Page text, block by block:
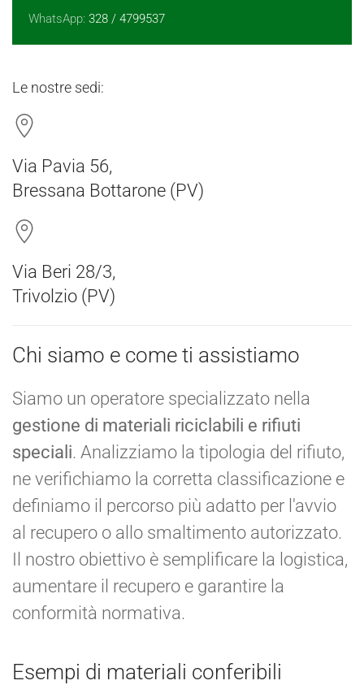
WhatsApp: 328 / 4799537
Le nostre sedi:
Via Pavia 56,
Bressana Bottarone (PV)
Via Beri 28/3,
Trivolzio (PV)
Chi siamo e come ti assistiamo
Siamo un operatore specializzato nella
gestione di materiali riciclabili e rifiuti
speciali. Analizziamo la tipologia del rifiuto,
ne verifichiamo la corretta classificazione e
definiamo il percorso più adatto per l'avvio
al recupero o allo smaltimento autorizzato.
Il nostro obiettivo è semplificare la logistica,
aumentare il recupero e garantire la
conformità normativa.
Esempi di materiali conferibili